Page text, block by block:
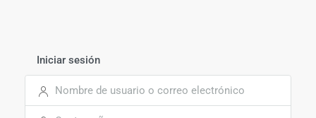
Iniciar sesión